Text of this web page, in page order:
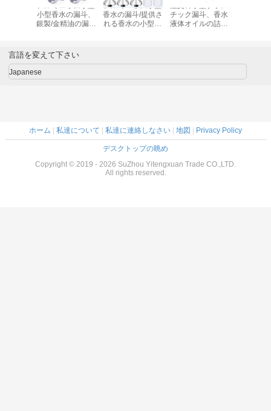
アルミニウム小型
小型香水の漏斗、
銀製/金精油の漏斗
アルミニウム小型
香水の漏斗/提供さ
れる香水の小型プ
注文の小型プラス
チック漏斗、香水
液体オイルの詰物
言語を変えて下さい
Japanese
ホーム | 私達について | 私達に連絡しなさい | 地図 | Privacy Policy
デスクトップの眺め
Copyright © 2019 - 2026 SuZhou Yitengxuan Trade CO.,LTD.
All rights reserved.